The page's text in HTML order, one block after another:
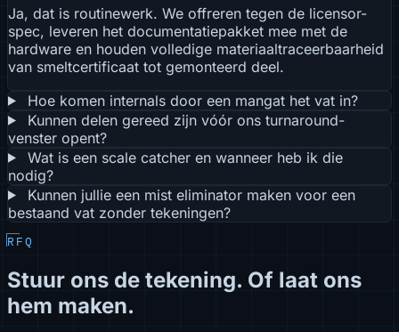
Ja, dat is routinewerk. We offreren tegen de licensor-
spec, leveren het documentatiepakket mee met de
hardware en houden volledige materiaaltraceerbaarheid
van smeltcertificaat tot gemonteerd deel.
Hoe komen internals door een mangat het vat in?
Kunnen delen gereed zijn vóór ons turnaround-
venster opent?
Wat is een scale catcher en wanneer heb ik die
nodig?
Kunnen jullie een mist eliminator maken voor een
bestaand vat zonder tekeningen?
RFQ
Stuur ons de tekening. Of laat ons
hem maken.